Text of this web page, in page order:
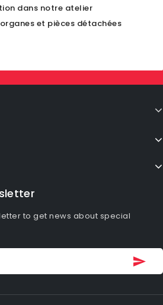
dans notre atelier
et pièces détachées
to get news about special